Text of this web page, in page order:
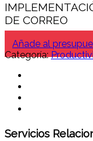
DE CORREO
Añade al
Categoría:
Servicios